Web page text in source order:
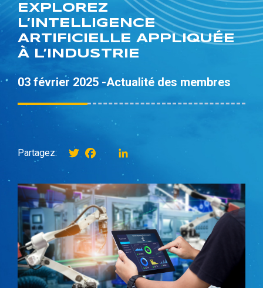
EXPLOREZ
L’INTELLIGENCE
ARTIFICIELLE APPLIQUÉE
À L’INDUSTRIE
03 février 2025 -Actualité des membres
Partagez: TwitterFacebookinstagram